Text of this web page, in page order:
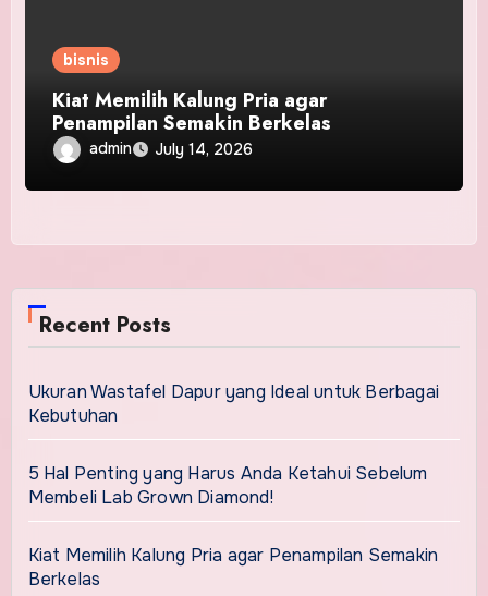
bisnis
Kiat Memilih Kalung Pria agar
Penampilan Semakin Berkelas
admin July 14, 2026
Recent Posts
Ukuran Wastafel Dapur yang Ideal untuk Berbagai
Kebutuhan
5 Hal Penting yang Harus Anda Ketahui Sebelum
Membeli Lab Grown Diamond!
Kiat Memilih Kalung Pria agar Penampilan Semakin
Berkelas